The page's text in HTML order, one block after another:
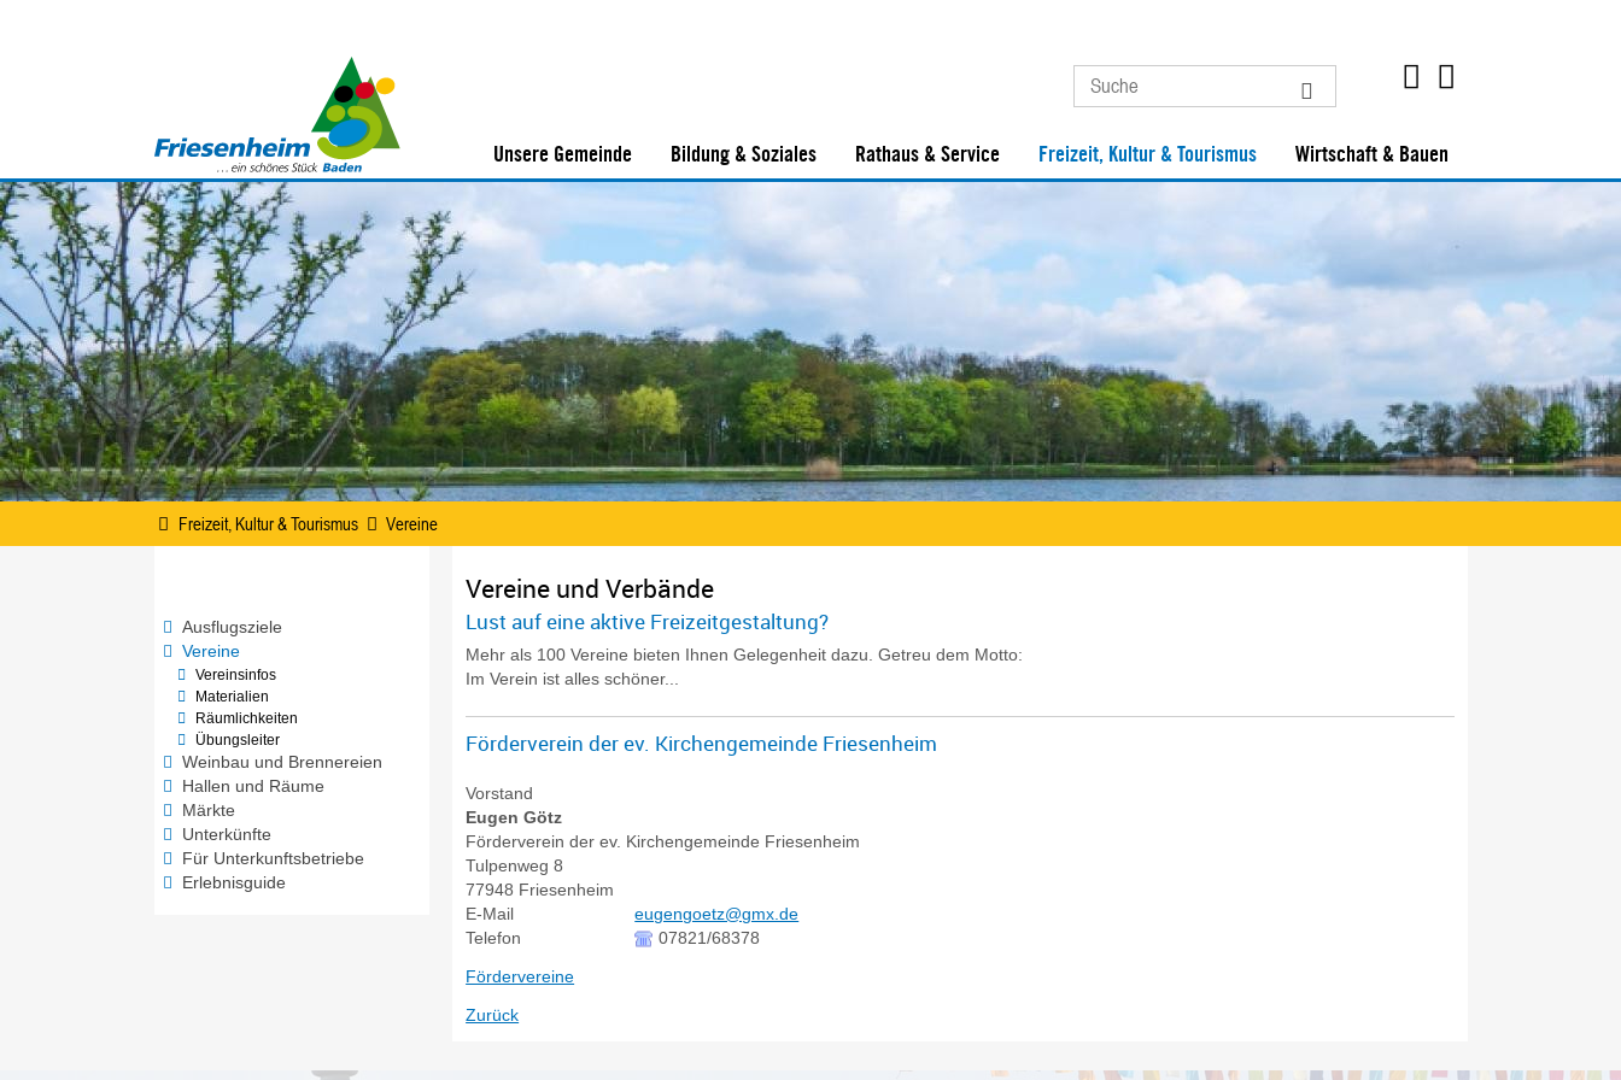
Unsere Gemeinde Bildung & Soziales Rathaus & Service Freizeit, Kultur & Tourismus Wirtschaft & Bauen
Freizeit, Kultur & Tourismus Vereine
Ausflugsziele
Vereine
Vereinsinfos
Materialien
Räumlichkeiten
Übungsleiter
Weinbau und Brennereien
Hallen und Räume
Märkte
Unterkünfte
Für Unterkunftsbetriebe
Erlebnisguide
Vereine und Verbände
Lust auf eine aktive Freizeitgestaltung?
Mehr als 100 Vereine bieten Ihnen Gelegenheit dazu. Getreu dem Motto:
Im Verein ist alles schöner...
Förderverein der ev. Kirchengemeinde Friesenheim
Vorstand
Eugen Götz
Förderverein der ev. Kirchengemeinde Friesenheim
Tulpenweg 8
77948 Friesenheim
E-Mail
eugengoetz@gmx.de
Telefon
07821/68378
Fördervereine
Zurück